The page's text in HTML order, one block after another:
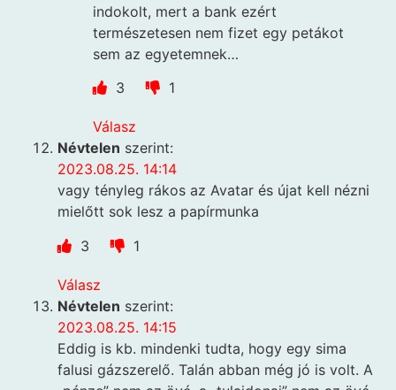
indokolt, mert a bank ezért
természetesen nem fizet egy petákot
sem az egyetemnek…
3
1
Válasz
Névtelen szerint:
2023.08.25. 14:14
vagy tényleg rákos az Avatar és újat kell nézni
mielőtt sok lesz a papírmunka
3
1
Válasz
Névtelen szerint:
2023.08.25. 14:15
Eddig is kb. mindenki tudta, hogy egy sima
falusi gázszerelő. Talán abban még jó is volt. A